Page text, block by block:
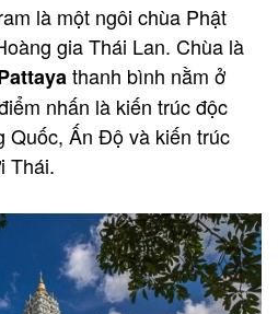
là một ngôi chùa Phật
gia Thái Lan. Chùa là
thanh bình nằm ở
nhấn là kiến trúc độc
Quốc, Ấn Độ và kiến trúc
Thái.